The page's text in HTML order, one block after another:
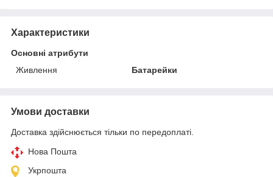
Характеристики
Основні атрибути
Живлення
Батарейки
Умови доставки
Доставка здійснюється тільки по передоплаті.
Нова Пошта
Укрпошта